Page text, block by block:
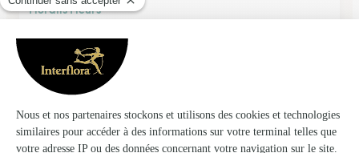
Floralis Fleurs
Revel
★4.2 (51)
10 Galerie du midi
Voir la boutique